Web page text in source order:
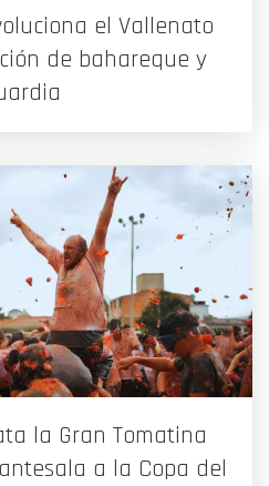
el Vallenato
de bahareque y
la Gran Tomatina
a la Copa del